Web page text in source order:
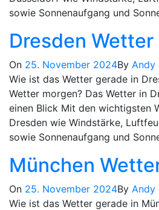
sowie Sonnenaufgang und
Dresden Wetter
On 25. November 2024By Andy
Wie ist das Wetter gerade in
Wetter morgen? Das Wetter in
einen Blick Mit den wichtigsten
Dresden wie Windstärke,
sowie Sonnenaufgang und
München
On 25. November 2024By Andy
Wie ist das Wetter gerade in